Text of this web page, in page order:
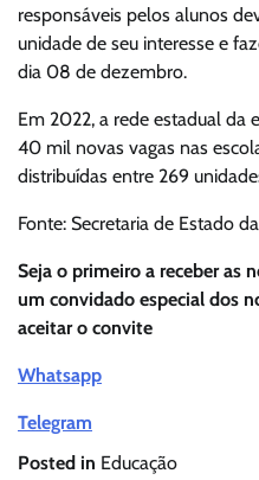
responsáveis pelos alunos
unidade de seu interesse e
dia 08 de dezembro.
Em 2022, a rede estadual da
40 mil novas vagas nas
distribuídas entre 269
Fonte: Secretaria de Estado
Seja o primeiro a receber as
um convidado especial dos
aceitar o convite
Whatsapp
Telegram
Posted in Educação